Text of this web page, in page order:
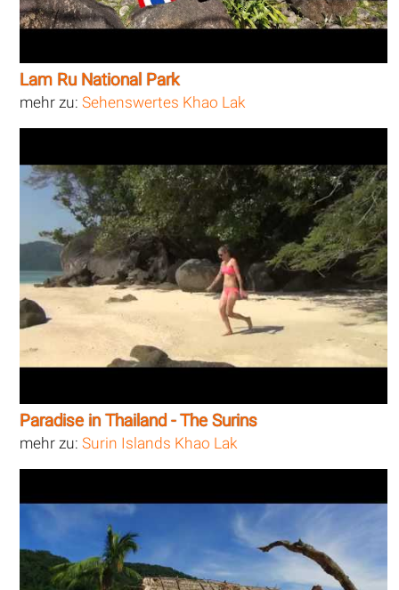
Lam Ru National Park
mehr zu:Sehenswertes Khao Lak
Paradise in Thailand - The Surins
mehr zu:Surin Islands Khao Lak